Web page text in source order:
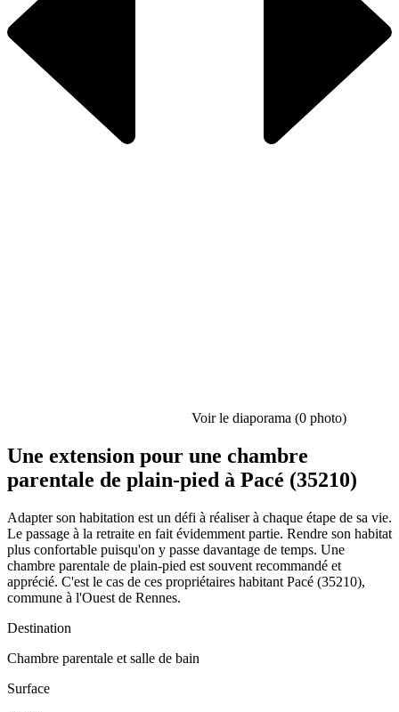
Voir le diaporama (0 photo)
Une extension pour une chambre
parentale de plain-pied à Pacé (35210)
Adapter son habitation est un défi à réaliser à chaque étape de sa vie.
Le passage à la retraite en fait évidemment partie. Rendre son habitat
plus confortable puisqu'on y passe davantage de temps. Une
chambre parentale de plain-pied est souvent recommandé et
apprécié. C'est le cas de ces propriétaires habitant Pacé (35210),
commune à l'Ouest de Rennes.
Destination
Chambre parentale et salle de bain
Surface